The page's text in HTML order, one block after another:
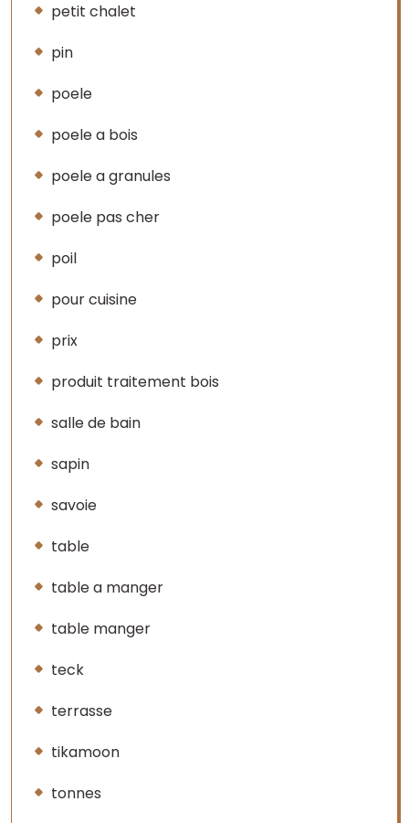
petit chalet
pin
poele
poele a bois
poele a granules
poele pas cher
poil
pour cuisine
prix
produit traitement bois
salle de bain
sapin
savoie
table
table a manger
table manger
teck
terrasse
tikamoon
tonnes